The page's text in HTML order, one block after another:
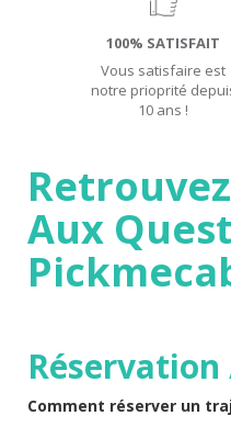
100% SATISFAIT
Vous satisfaire est
notre prioprité
10 ans !
Aux
Comment réserver un